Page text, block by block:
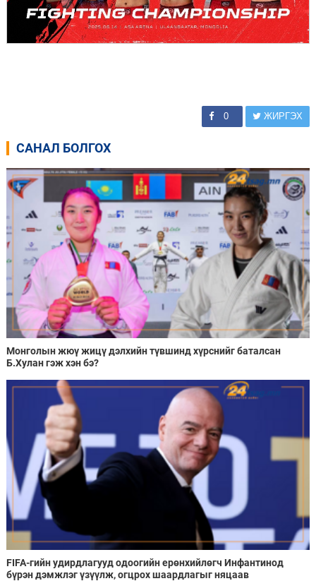
0 ЖИРГЭХ
САНАЛ БОЛГОХ
Монголын жюү жицү дэлхийн түвшинд хүрснийг баталсан
Б.Хулан гэж хэн бэ?
FIFA-гийн удирдлагууд одоогийн ерөнхийлөгч Инфантинод
бүрэн дэмжлэг үзүүлж, огцрох шаардлагыг няцаав